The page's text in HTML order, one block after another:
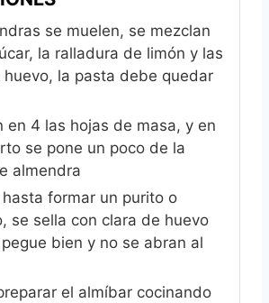
se muelen, se mezclan
la ralladura de limón y las
huevo, la pasta debe quedar
en 4 las hojas de masa, y en
se pone un poco de la
almendra
formar un purito o
se sella con clara de huevo
bien y no se abran al
el almíbar cocinando